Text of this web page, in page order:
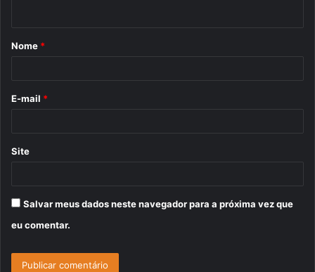
r
Nome *
E-mail *
Site
Salvar meus dados neste navegador para a próxima vez que
eu comentar.